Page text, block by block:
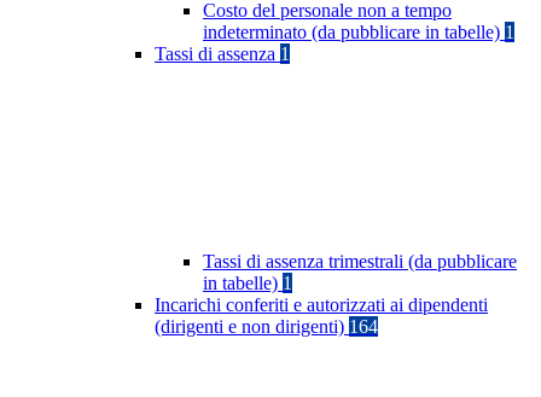
Costo del personale non a tempo
indeterminato (da pubblicare in tabelle) 1
Tassi di assenza 1
Tassi di assenza trimestrali (da pubblicare
in tabelle) 1
Incarichi conferiti e autorizzati ai dipendenti
(dirigenti e non dirigenti) 164